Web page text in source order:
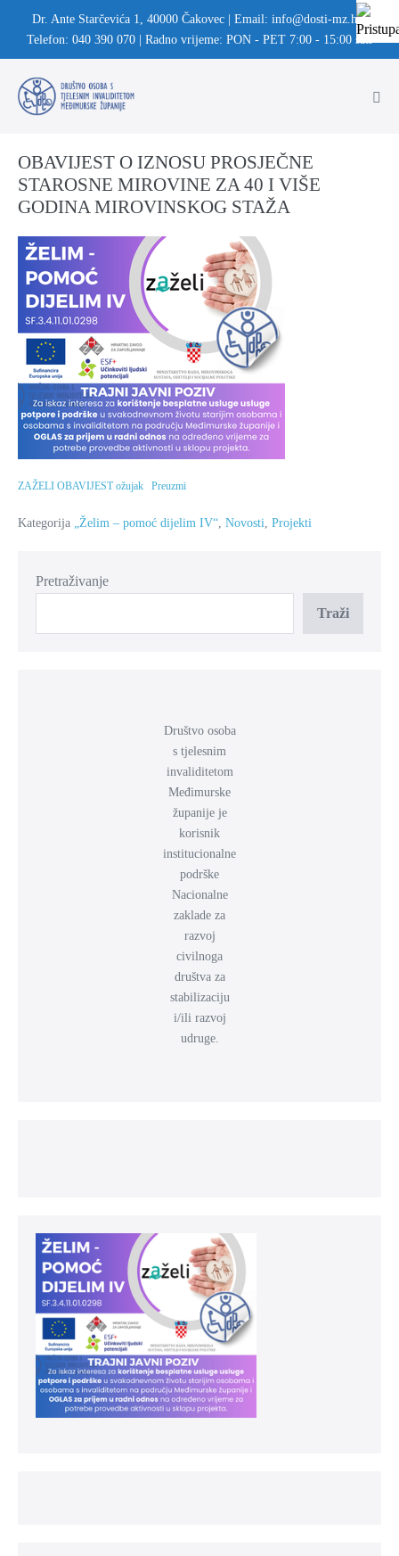
Dr. Ante Starčevića 1, 40000 Čakovec | Email: info@dosti-mz.hr |
Telefon: 040 390 070 | Radno vrijeme: PON - PET 7:00 - 15:00 sati
OBAVIJEST O IZNOSU PROSJEČNE
STAROSNE MIROVINE ZA 40 I VIŠE
GODINA MIROVINSKOG STAŽA
ZAŽELI OBAVIJEST ožujak Preuzmi
Kategorija „Želim – pomoć dijelim IV“, Novosti, Projekti
Pretraživanje
Traži
Društvo osoba
s tjelesnim
invaliditetom
Međimurske
županije je
korisnik
institucionalne
podrške
Nacionalne
zaklade za
razvoj
civilnoga
društva za
stabilizaciju
i/ili razvoj
udruge.